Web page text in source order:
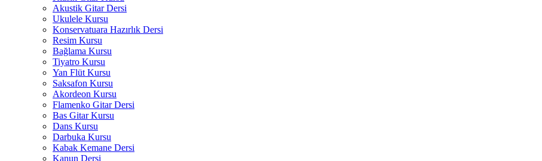
Akustik Gitar Dersi
Ukulele Kursu
Konservatuara Hazırlık Dersi
Resim Kursu
Bağlama Kursu
Tiyatro Kursu
Yan Flüt Kursu
Saksafon Kursu
Akordeon Kursu
Flamenko Gitar Dersi
Bas Gitar Kursu
Dans Kursu
Darbuka Kursu
Kabak Kemane Dersi
Kanun Dersi